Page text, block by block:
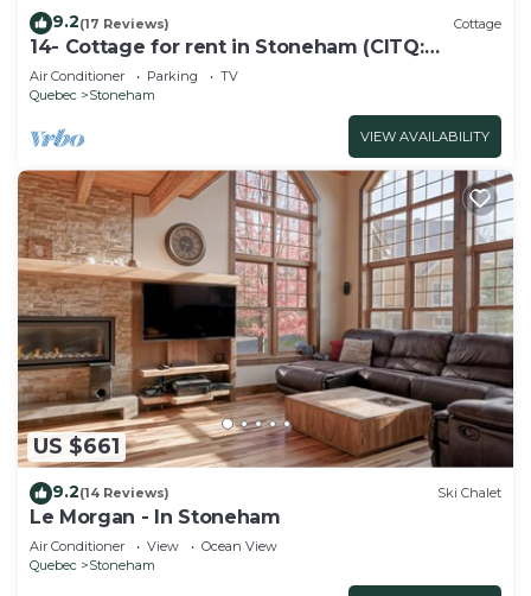
9.2(17 Reviews) Cottage
14- Cottage for rent in Stoneham (CITQ:
245486)
Air Conditioner Parking
TV
Quebec
Stoneham
VIEW AVAILABILITY
US $661
9.2(14 Reviews) Ski Chalet
Le Morgan - In Stoneham
Air Conditioner View
Ocean View
Quebec
Stoneham